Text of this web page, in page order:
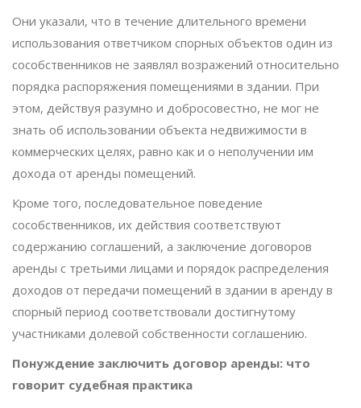
Они указали, что в течение длительного времени
использования ответчиком спорных объектов один из
сособственников не заявлял возражений относительно
порядка распоряжения помещениями в здании. При
этом, действуя разумно и добросовестно, не мог не
знать об использовании объекта недвижимости в
коммерческих целях, равно как и о неполучении им
дохода от аренды помещений.
Кроме того, последовательное поведение
сособственников, их действия соответствуют
содержанию соглашений, а заключение договоров
аренды с третьими лицами и порядок распределения
доходов от передачи помещений в здании в аренду в
спорный период соответствовали достигнутому
участниками долевой собственности соглашению.
Понуждение заключить договор аренды: что
говорит судебная практика